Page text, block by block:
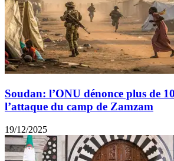
Soudan: l’ONU dénonce plus de
l’attaque du camp de Zamzam
19/12/2025